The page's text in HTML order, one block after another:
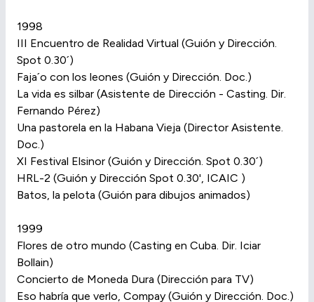
1998
III Encuentro de Realidad Virtual (Guión y Dirección.
Spot 0.30´)
Faja´o con los leones (Guión y Dirección. Doc.)
La vida es silbar (Asistente de Dirección - Casting. Dir.
Fernando Pérez)
Una pastorela en la Habana Vieja (Director Asistente.
Doc.)
XI Festival Elsinor (Guión y Dirección. Spot 0.30´)
HRL-2 (Guión y Dirección Spot 0.30', ICAIC )
Batos, la pelota (Guión para dibujos animados)
1999
Flores de otro mundo (Casting en Cuba. Dir. Iciar
Bollain)
Concierto de Moneda Dura (Dirección para TV)
Eso habría que verlo, Compay (Guión y Dirección. Doc.)